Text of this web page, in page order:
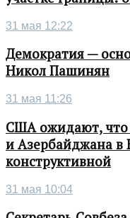
31 мая 12:22
Демократия —
Никол Пашинян
31 мая 11:26
США ожидают, что
и Азербайджана в
конструктивной
31 мая 10:04